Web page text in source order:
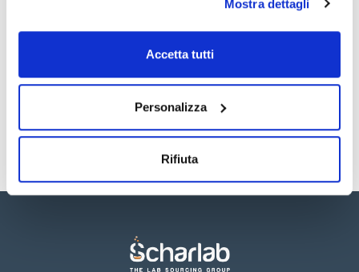
Mostra dettagli
Accetta tutti
Personalizza
Rifiuta
TDS / Scheda tecnica
Registrati per i download
COA
Registrati per i download
Sicurezza
Registrati per i download